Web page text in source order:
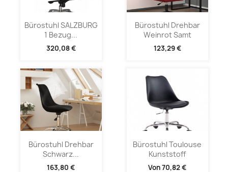
Bürostuhl SALZBURG
1 Bezug...
320,08 €
Bürostuhl Drehbar
Weinrot Samt
123,29 €
Bürostuhl Drehbar
Schwarz...
163,80 €
Bürostuhl Toulouse
Kunststoff
Von70,82 €